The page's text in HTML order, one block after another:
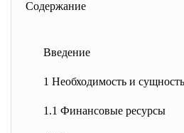
Содержание
Введение
1 Необходимость и сущность
1.1 Финансовые ресурсы